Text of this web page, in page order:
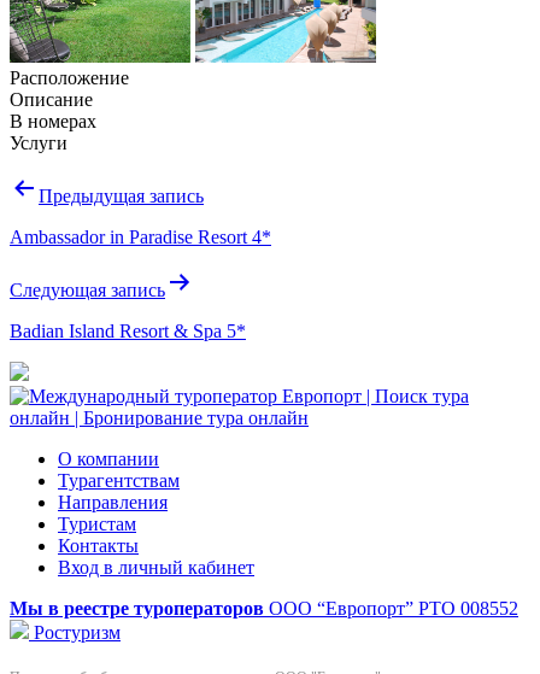
Расположение
Описание
В номерах
Услуги
Навигация
записям
Предыдущая запись
Ambassador in Paradise Resort 4*
Следующая запись
Badian Island Resort & Spa 5*
О компании
Турагентствам
Направления
Туристам
Контакты
Вход в личный кабинет
Мы в реестре туроператоров ООО “Европорт” РТО 008552
Ростуризм